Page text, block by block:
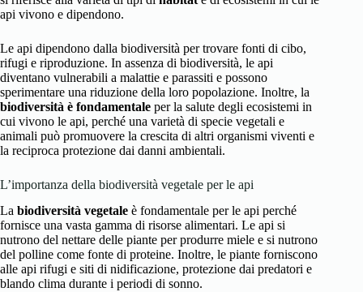
api vivono e dipendono.
Le api dipendono dalla biodiversità per trovare fonti di cibo,
rifugi e riproduzione. In assenza di biodiversità, le api
diventano vulnerabili a malattie e parassiti e possono
sperimentare una riduzione della loro popolazione. Inoltre, la
biodiversità è fondamentale per la salute degli ecosistemi in
cui vivono le api, perché una varietà di specie vegetali e
animali può promuovere la crescita di altri organismi viventi e
la reciproca protezione dai danni ambientali.
L’importanza della biodiversità vegetale per le api
La biodiversità vegetale è fondamentale per le api perché
fornisce una vasta gamma di risorse alimentari. Le api si
nutrono del nettare delle piante per produrre miele e si nutrono
del polline come fonte di proteine. Inoltre, le piante forniscono
alle api rifugi e siti di nidificazione, protezione dai predatori e
blando clima durante i periodi di sonno.